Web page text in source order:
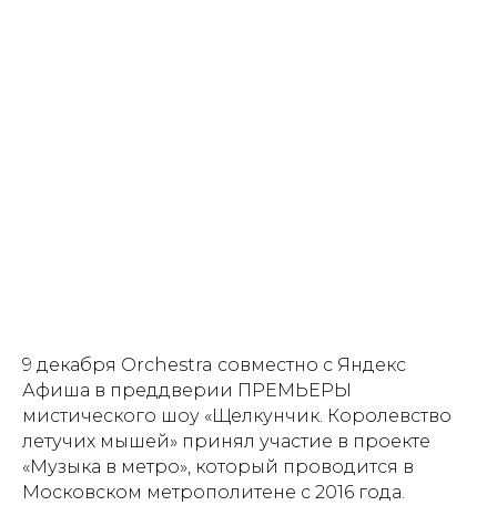
9 декабря Orchestra совместно с Яндекс
Афиша в преддверии ПРЕМЬЕРЫ
мистического шоу «Щелкунчик. Королевство
летучих мышей» принял участие в проекте
«Музыка в метро», который проводится в
Московском метрополитене с 2016 года.